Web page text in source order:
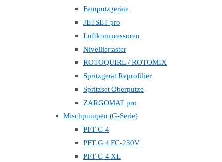
Feinputzgeräte
JETSET pro
Luftkompressoren
Nivelliertaster
ROTOQUIRL / ROTOMIX
Spritzgerät Reprofilier
Spritzset Oberputze
ZARGOMAT pro
Mischpumpen (G-Serie)
PFT G 4
PFT G 4 FC-230V
PFT G 4 XL